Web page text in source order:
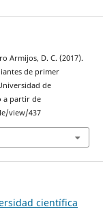
Armijos, D. C. (2017).
de primer
de
a partir de
view/437
científica